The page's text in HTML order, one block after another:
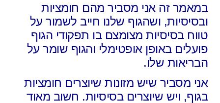
במאמר זה אני מסביר מהם חומציות
ובסיסיות, ושהגוף שלנו חייב לשמור על
טווח בסיסיות מצומצם בו תפקודי הגוף
פועלים באופן אופטימלי והגוף שומר על
הבריאות שלו.
אני מסביר שיש מזונות שיוצרים חומציות
בגוף, ויש שיוצרים בסיסיות. חשוב מאוד